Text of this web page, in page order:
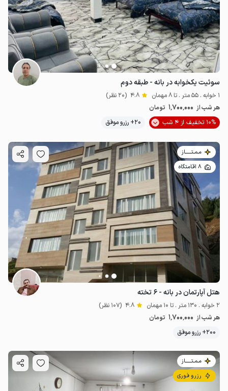
سوئیت یکخوابه در بانه - طبقه دوم
1 خوابه . 55 متر . تا 8 مهمان 4.8 (20 نظر)
هر شب از 1٬700٬000 تومان
10% تخفیف از 4 شب
20+ رزرو موفق
مـمـتــــــاز
8 اقامتگاه
هتل آپارتمان در بانه - ۶ تخته
2 خوابه . 130 متر . تا 10 مهمان 4.8 (107 نظر)
هر شب از 1٬700٬000 تومان
200+ رزرو موفق
مـمـتــــــاز
رزرو فوری